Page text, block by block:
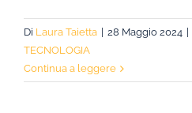
Di Laura Taietta 28 Maggio 2024
TECNOLOGIA
Continua a leggere